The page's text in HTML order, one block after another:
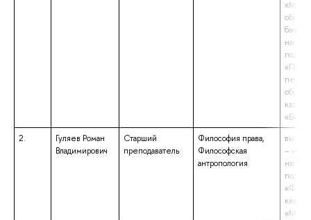
2.
Гуляев Роман
Владимирович
Старший
преподаватель
Философия права,
Философская
антропология
–